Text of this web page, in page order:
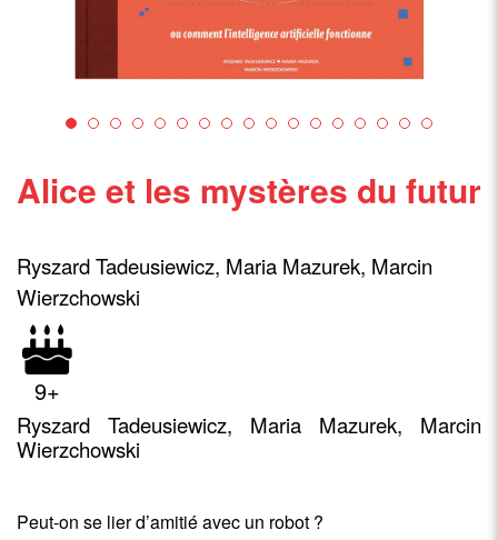
Alice et les mystères du futur
Ryszard Tadeusiewicz, Maria Mazurek, Marcin
Wierzchowski
9+
Ryszard Tadeusiewicz, Maria Mazurek, Marcin
Wierzchowski
Peut-on se lier d’amitié avec un robot ?